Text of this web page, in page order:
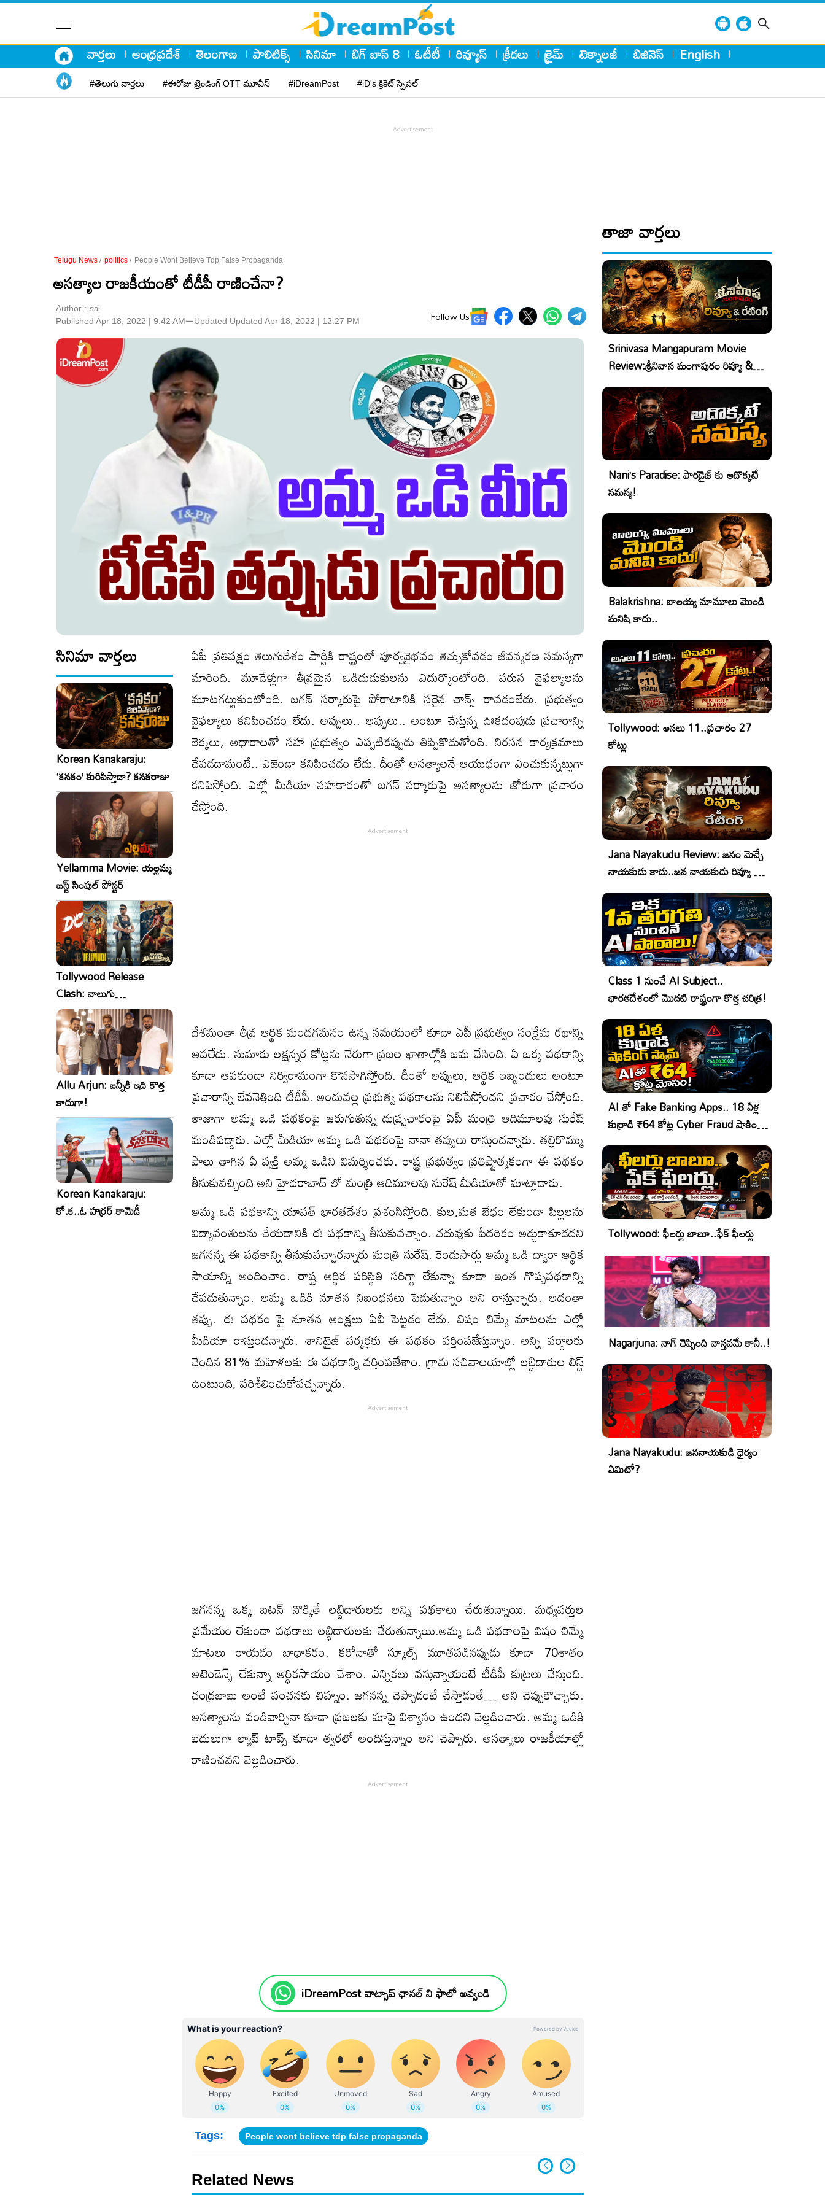
వార్తలు ఆంధ్రప్రదేశ్ తెలంగాణ పాలిటిక్స్ సినిమా బిగ్ బాస్ 8 ఓటీటీ రివ్యూస్ క్రీడలు క్రైమ్ టెక్నాలజీ బిజినెస్ English
#తెలుగు వార్తలు #ఈరోజు ట్రెండింగ్ OTT మూవీస్ #iDreamPost #iD's క్రికెట్ స్పెషల్
Telugu News / politics / People Wont Believe Tdp False Propaganda
అస‌త్యాల రాజ‌కీయంతో టీడీపీ రాణించేనా?
Author : sai
Published Apr 18, 2022 | 9:42 AM⚊Updated Updated Apr 18, 2022 | 12:27 PM Follow Us
సినిమా వార్తలు
Korean Kanakaraju:
‘కనకం’ కురిపిస్తాడా? కనకరాజు
Yellamma Movie: యల్లమ్మ
జస్ట్ సింపుల్ పోస్టర్
Tollywood Release
Clash: నాలుగు
సినిమాలు..ఒకేసారి..ఎందుకో?
Allu Arjun: బన్నీకి ఇది కొత్త
కాదుగా!
Korean Kanakaraju:
కో.క..ఓ హర్రర్ కామెడీ
ఏపీ ప్ర‌తిప‌క్షం తెలుగుదేశం పార్టీకి రాష్ట్రంలో పూర్వవైభ‌వం తెచ్చుకోవ‌డం జీవ‌న్మ‌ర‌ణ స‌మ‌స్య‌గా
మారింది. మూడేళ్లుగా తీవ్ర‌మైన ఒడిదుడుకుల‌ను ఎదుర్కొంటోంది. వ‌రుస వైఫ‌ల్యాల‌ను
మూట‌గ‌ట్టుకుంటోంది. జ‌గ‌న్ స‌ర్కారుపై పోరాటానికి స‌రైన చాన్స్ రావ‌డంలేదు. ప్ర‌భుత్వం
వైఫ‌ల్యాలు క‌నిపించ‌డం లేదు. అప్పులు.. అప్పులు.. అంటూ చేస్తున్న ఊక‌దంపుడు ప్ర‌చారాన్ని
లెక్క‌లు, ఆధారాల‌తో స‌హా ప్ర‌భుత్వం ఎప్ప‌టిక‌ప్పుడు తిప్పికొడుతోంది. నిర‌స‌న కార్య‌క్ర‌మాలు
చేప‌డ‌దామంటే.. ఎజెండా క‌నిపించ‌డం లేదు. దీంతో అస‌త్యాల‌నే ఆయుధంగా ఎంచుకున్న‌ట్లుగా
క‌నిపిస్తోంది. ఎల్లో మీడియా స‌హ‌కారంతో జ‌గ‌న్ స‌ర్కారుపై అస‌త్యాల‌ను జోరుగా ప్ర‌చారం
చేస్తోంది.
దేశ‌మంతా తీవ్ర ఆర్థిక మంద‌గ‌మ‌నం ఉన్న స‌మ‌యంలో కూడా ఏపీ ప్ర‌భుత్వం సంక్షేమ ర‌థాన్ని
ఆప‌లేదు. సుమారు ల‌క్ష‌న్న‌ర కోట్ల‌ను నేరుగా ప్ర‌జ‌ల ఖాతాల్లోకి జ‌మ చేసింది. ఏ ఒక్క ప‌థ‌కాన్ని
కూడా ఆప‌కుండా నిర్విరామంగా కొన‌సాగిస్తోంది. దీంతో అప్పులు, ఆర్థిక ఇబ్బందులు అంటూ
ప్ర‌చారాన్ని లేవ‌నెత్తింది టీడీపీ. అందువ‌ల్ల ప్ర‌భుత్వ ప‌థ‌కాల‌ను నిలిపేస్తోంద‌ని ప్ర‌చారం చేస్తోంది.
తాజాగా అమ్మ ఒడి ప‌థ‌కంపై జ‌రుగుతున్న దుష్ప్ర‌చారంపై ఏపీ మంత్రి ఆదిమూలపు సురేష్
మండిప‌డ్డారు. ఎల్లో మీడియా అమ్మ ఒడి పథకంపై నానా తప్పులు రాస్తుందన్నారు. తల్లిరొమ్ము
పాలు తాగిన ఏ వ్యక్తి అమ్మ ఒడిని విమర్శించరు. రాష్ట్ర ప్రభుత్వం ప్రతిష్టాత్మకంగా ఈ పథకం
తీసుకువచ్చింది అని హైదరాబాద్‌ లో మంత్రి ఆదిమూలపు సురేష్ మీడియాతో మాట్లాడారు.
అమ్మ ఒడి పథకాన్ని యావత్ భారతదేశం ప్ర‌శంసిస్తోంది. కుల,మత బేధం లేకుండా పిల్లలను
విద్యావంతులను చేయడానికి ఈ పథకాన్ని తీసుకువచ్చాం. చదువుకు పేదరికం అడ్డుకాకూడదని
జగనన్న ఈ పథకాన్ని తీసుకువచ్చారన్నారు మంత్రి సురేష్. రెండుసార్లు అమ్మ ఒడి ద్వారా ఆర్థిక
సాయాన్ని అందించాం. రాష్ట్ర ఆర్థిక పరిస్థితి సరిగ్గా లేకున్నా కూడా ఇంత గొప్పపథకాన్ని
చేపడుతున్నాం. అమ్మ ఒడికి నూతన నిబంధనలు పెడుతున్నాం అని రాస్తున్నారు. అదంతా
తప్పు. ఈ పథకం పై నూతన ఆంక్షలు ఏవీ పెట్టడం లేదు. విషం చిమ్మే మాటలను ఎల్లో
మీడియా రాస్తుందన్నారు. శానిటైజ్ వర్కర్లకు ఈ పథకం వర్తింపజేస్తున్నాం. అన్ని వర్గాలకు
చెందిన 81% మహిళలకు ఈ పథకాన్ని వర్తింపజేశాం. గ్రామ సచివాలయాల్లో లబ్దిదారుల లిస్ట్
ఉంటుంది, పరిశీలించుకోవచ్చన్నారు.
జగనన్న ఒక్క బటన్ నొక్కితే లబ్దిదారులకు అన్ని పథకాలు చేరుతున్నాయి. మధ్యవర్తుల
ప్రమేయం లేకుండా పథకాలు లబ్ధిదారులకు చేరుతున్నాయి.అమ్మ ఒడి పథకాలపై విషం చిమ్మే
మాటలు రాయడం బాధాకరం. కరోనాతో స్కూల్స్ మూతపడినప్పుడు కూడా 70శాతం
అటెండెన్స్ లేకున్నా ఆర్థికసాయం చేశాం. ఎన్నికలు వస్తున్నాయంటే టీడీపీ కుట్రలు చేస్తుంది.
చంద్రబాబు అంటే వంచనకు చిహ్నం. జగనన్న చెప్పాడంటే చేస్తాడంతే… అని చెప్పుకొచ్చారు.
అసత్యాలను వండివార్చినా కూడా ప్రజలకు మాపై విశ్వాసం ఉంద‌ని వెల్ల‌డించారు. అమ్మ ఒడికి
బదులుగా ల్యాప్ టాప్స్ కూడా త్వరలో అందిస్తున్నాం అని చెప్పారు. అస‌త్యాలు రాజ‌కీయాల్లో
రాణించ‌వ‌ని వెల్ల‌డించారు.
iDreamPost వాట్సాప్ ఛానల్ ని ఫాలో అవ్వండి
Tags: People wont believe tdp false propaganda
Related News
తాజా వార్తలు
Srinivasa Mangapuram Movie
Review:శ్రీనివాస మంగాపురం రివ్యూ &
రేటింగ్
Nani’s Paradise: పారడైజ్ కు అదొక్కటే
సమస్య!
Balakrishna: బాలయ్య మామూలు మొండి
మనిషి కాదు..
Tollywood: అసలు 11..ప్రచారం 27
కోట్లు
Jana Nayakudu Review: జనం మెచ్చే
నాయకుడు కాదు..జన నాయకుడు రివ్యూ &
రేటింగ్!
Class 1 నుంచే AI Subject..
భారతదేశంలో మొదటి రాష్ట్రంగా కొత్త చరిత్ర!
AI తో Fake Banking Apps.. 18 ఏళ్ల
కుర్రాడి ₹64 కోట్ల Cyber Fraud షాకింగ్
ఆపరేషన్!
Tollywood: ఫీలర్లు బాబూ..ఫేక్ ఫీలర్లు
Nagarjuna: నాగ్ చెప్పింది వాస్తవమే కానీ..!
Jana Nayakudu: జననాయకుడి ధైర్యం
ఏమిటో?